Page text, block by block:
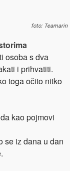
foto: Teamarin
osoba s dva
i prihvatiti.
toga očito nitko
kao pojmovi
se iz dana u dan